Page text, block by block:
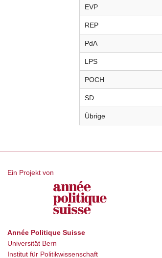
EVP
REP
PdA
LPS
POCH
SD
Übrige
Ein Projekt von
Année Politique Suisse
Universität Bern
Institut für Politikwissenschaft